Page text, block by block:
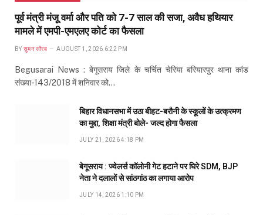
पूर्व मंत्री मंजू वर्मा और पति को 7-7 साल की सजा, अवैध हथियार
मामले में एमपी-एमएलए कोर्ट का फैसला
BY सुमन सौरब AUGUST 1, 2026 6:22 PM
Begusarai News : बेगूसराय जिले के चर्चित चेरिया बरियारपुर थाना कांड
संख्या-143/2018 में शनिवार को…
बिहार विधानसभा में उठा बीहट-बरौनी के स्कूलों के उत्क्रमण
का मुद्दा, शिक्षा मंत्री बोले- जल्द होगा फैसला
JULY 21, 2026 4:18 PM
बेगूसराय : ज्वेलर्स कॉलोनी गेट हटाने पर घिरे SDM, BJP
नेता ने दलालों से सांठगांठ का लगाया आरोप
JULY 14, 2026 1:10 PM